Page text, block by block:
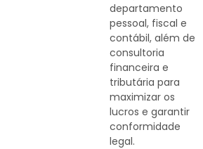
departamento
pessoal, fiscal e
contábil, além de
consultoria
financeira e
tributária para
maximizar os
lucros e garantir
conformidade
legal.